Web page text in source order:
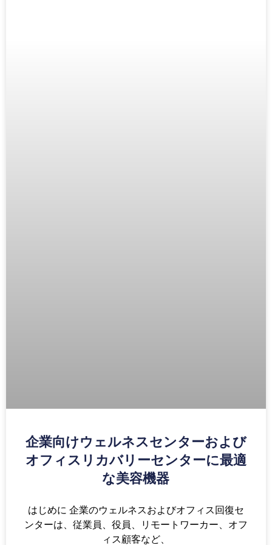
企業向けウェルネスセンターおよび
オフィスリカバリーセンターに最適
な美容機器
はじめに 企業のウェルネスおよびオフィス回復セ
ンターは、従業員、役員、リモートワーカー、オフ
ィス顧客など、